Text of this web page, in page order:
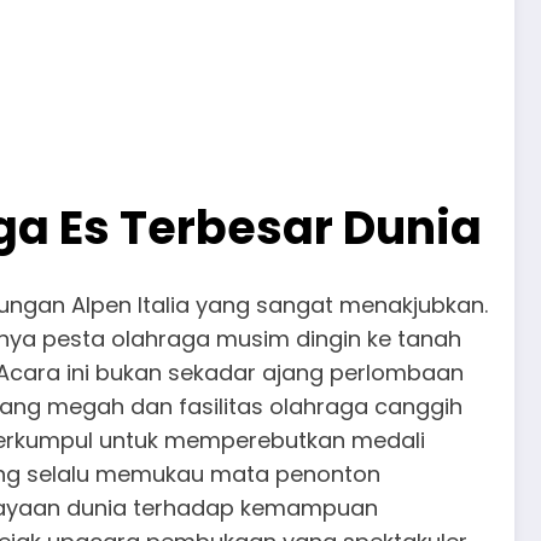
Es Terbesar Dunia
Alpen Italia yang sangat menakjubkan.
pesta olahraga musim dingin ke tanah
ini bukan sekadar ajang perlombaan
megah dan fasilitas olahraga canggih
untuk memperebutkan medali
selalu memukau mata penonton
dunia terhadap kemampuan